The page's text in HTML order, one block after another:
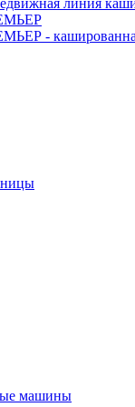
линия
-
машины